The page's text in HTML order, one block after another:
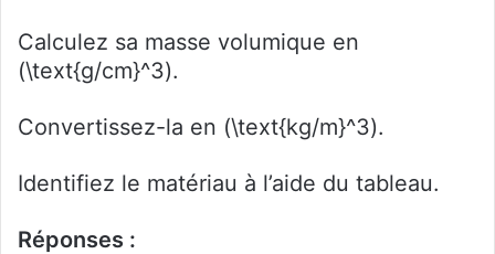
Calculez sa masse volumique en
(\text{g/cm}^3).
Convertissez-la en (\text{kg/m}^3).
Identifiez le matériau à l’aide du tableau.
Réponses :